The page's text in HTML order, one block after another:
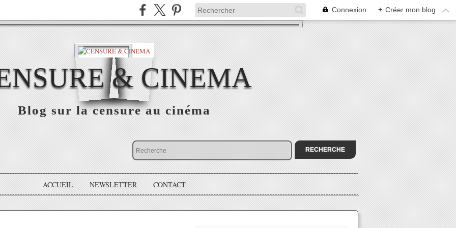
Connexion + Créer mon blog
& CINEMA
Blog sur la censure au cinéma
ACCUEIL NEWSLETTER CONTACT